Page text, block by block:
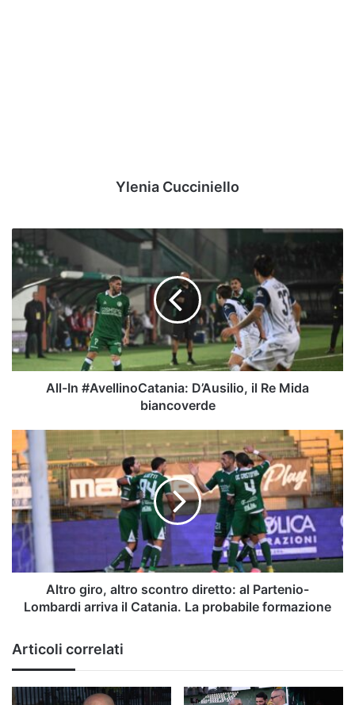
Ylenia Cucciniello
In
#AvellinoCatania:
D’Ausilio,
il
Re
Mida
biancoverde
All-In #AvellinoCatania: D’Ausilio, il Re Mida
biancoverde
Altro
giro,
altro
scontro
diretto:
al
Partenio-
Lombardi
arriva
Catania.
formazione
Altro giro, altro scontro diretto: al Partenio-
Lombardi arriva il Catania. La probabile formazione
Articoli correlati